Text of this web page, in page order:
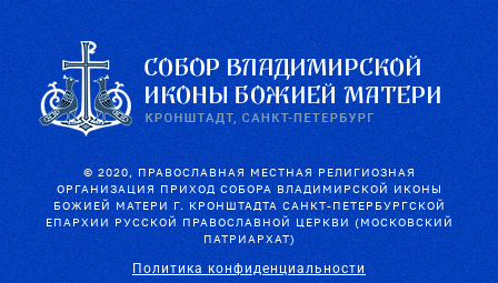
© 2020, ПРАВОСЛАВНАЯ МЕСТНАЯ РЕЛИГИОЗНАЯ
ОРГАНИЗАЦИЯ ПРИХОД СОБОРА ВЛАДИМИРСКОЙ ИКОНЫ
БОЖИЕЙ МАТЕРИ Г. КРОНШТАДТА САНКТ-ПЕТЕРБУРГСКОЙ
ЕПАРХИИ РУССКОЙ ПРАВОСЛАВНОЙ ЦЕРКВИ (МОСКОВСКИЙ
ПАТРИАРХАТ)
Политика конфиденциальности